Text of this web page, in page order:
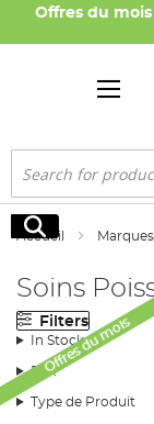
Offres du
Rechercher
Rechercher
Accueil Marques
Soins
Filters
In Stock
Prix
Type de Produit
Offres du mois